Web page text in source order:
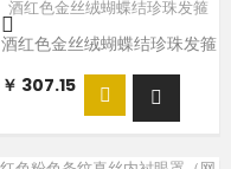
酒红色金丝绒蝴蝶结珍珠发箍
￥ 307.15